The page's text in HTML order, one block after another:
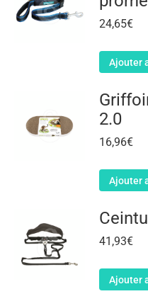
24,65€
Ajouter
2.0
16,96€
Ajouter
41,93€
Ajouter